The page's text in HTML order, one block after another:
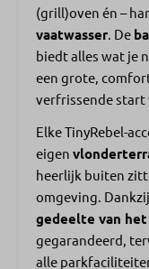
Houten
Tuinmeubilair
Parasol
Ligging
Dichtbij het
Receptie
Zwemvijver
Bistro Skål
(grill)oven én –
vaatwasser. De
biedt alles wat je
een grote,
verfrissende start
Elke TinyRebel-
eigen
heerlijk buiten
omgeving.
gedeelte van
gegarandeerd,
alle